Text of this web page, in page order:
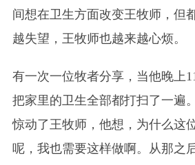
间想在卫生方面改变王牧师，但
越失望，王牧师也越来越心烦。
有一次一位牧者分享，当他晚上
把家里的卫生全部都打扫了一遍
惊动了王牧师，他想，为什么这
呢，我也需要这样做啊。从那之